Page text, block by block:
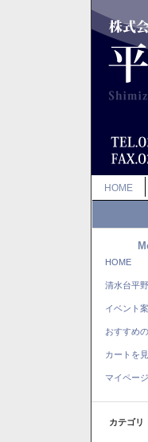
HOME
HOME
清水台平
イベント
おすすめ
カートを
マイペー
カテゴリ